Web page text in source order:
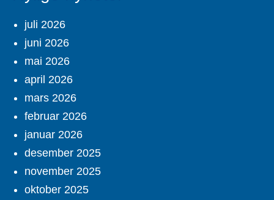
juli 2026
juni 2026
mai 2026
april 2026
mars 2026
februar 2026
januar 2026
desember 2025
november 2025
oktober 2025